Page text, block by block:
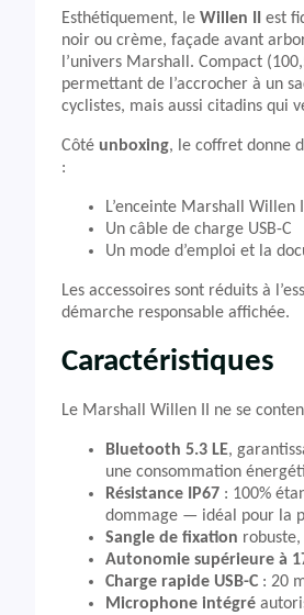
Esthétiquement, le Willen II
est
noir ou crème, façade avant
l’univers Marshall. Compact
permettant de l’accrocher à un
cyclistes, mais aussi citadins qui
Côté unboxing, le coffret donne
:
L’enceinte Marshall Willen II
Un câble de charge USB-C
Un mode d’emploi et la
Les accessoires sont réduits à
démarche responsable affichée.
Caractéristiques
Le Marshall Willen II ne se
Bluetooth 5.3 LE,
une consommation
Résistance IP67 : 100%
dommage — idéal pour la
Sangle de fixation
Autonomie supérieure à
Charge rapide USB-C : 20
Microphone intégré